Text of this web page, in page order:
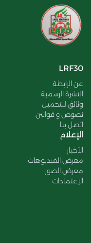
LRF30
عن الرابطة
النشرة الرسمية
وثائق للتحميل
نصوص و قوانين
اتصل بنا
الإعلام
الأخبار
معرض الفيديوهات
معرض الصور
الإعتمادات